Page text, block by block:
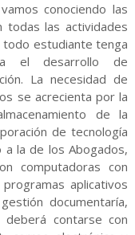
conociendo las
todas las actividades
todo estudiante tenga
el desarrollo de
La necesidad de
se acrecienta por la
de la
de tecnología
la de los Abogados,
computadoras con
aplicativos
documentaría,
deberá contarse con